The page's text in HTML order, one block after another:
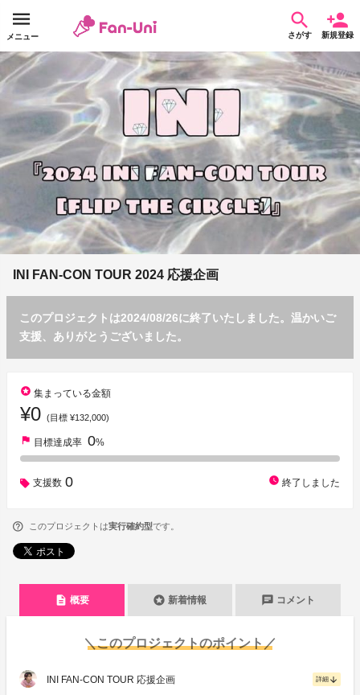
メニュー さがす 新規登録
INI FAN-CON TOUR 2024 応援企画
このプロジェクトは2024/08/26に終了いたしました。温かいご
支援、ありがとうございました。
stars 集まっている金額
¥0 (目標 ¥132,000)
flag 目標達成率 0%
支援数 0 watch_later 終了しました
このプロジェクトは実行確約型です。
description 概要 stars 新着情報 chat コメント
＼このプロジェクトのポイント／
INI FAN-CON TOUR 応援企画 詳細 arrow_downward